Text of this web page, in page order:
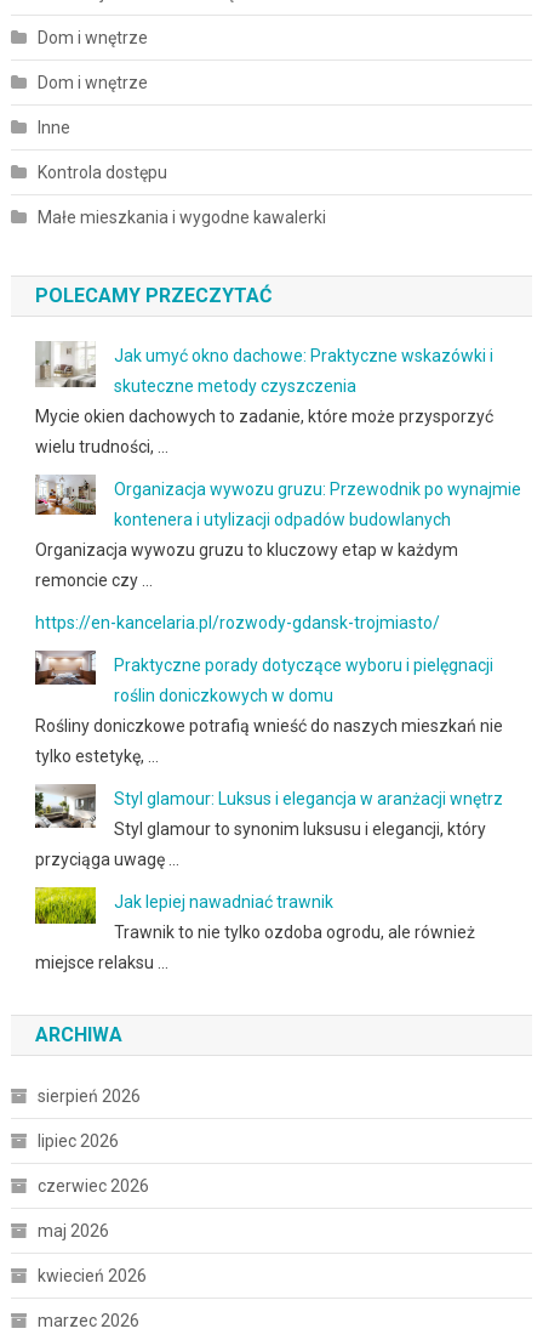
Dom i wnętrze
Dom i wnętrze
Inne
Kontrola dostępu
Małe mieszkania i wygodne kawalerki
POLECAMY PRZECZYTAĆ
Jak umyć okno dachowe: Praktyczne wskazówki i
skuteczne metody czyszczenia
Mycie okien dachowych to zadanie, które może przysporzyć
wielu trudności, …
Organizacja wywozu gruzu: Przewodnik po wynajmie
kontenera i utylizacji odpadów budowlanych
Organizacja wywozu gruzu to kluczowy etap w każdym
remoncie czy …
https://en-kancelaria.pl/rozwody-gdansk-trojmiasto/
Praktyczne porady dotyczące wyboru i pielęgnacji
roślin doniczkowych w domu
Rośliny doniczkowe potrafią wnieść do naszych mieszkań nie
tylko estetykę, …
Styl glamour: Luksus i elegancja w aranżacji wnętrz
Styl glamour to synonim luksusu i elegancji, który
przyciąga uwagę …
Jak lepiej nawadniać trawnik
Trawnik to nie tylko ozdoba ogrodu, ale również
miejsce relaksu …
ARCHIWA
sierpień 2026
lipiec 2026
czerwiec 2026
maj 2026
kwiecień 2026
marzec 2026